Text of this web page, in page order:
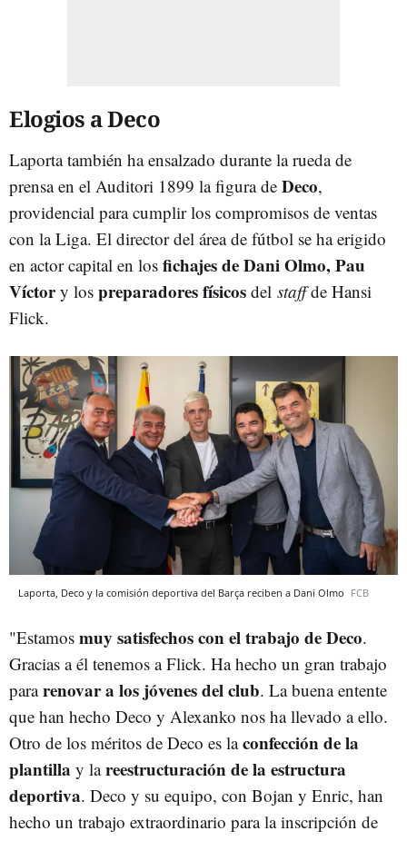
Elogios a Deco
Laporta también ha ensalzado durante la rueda de
prensa en el Auditori 1899 la figura de Deco,
providencial para cumplir los compromisos de ventas
con la Liga. El director del área de fútbol se ha erigido
en actor capital en los fichajes de Dani Olmo, Pau
Víctory los preparadores físicos del staffde Hansi
Flick.
Laporta, Deco y la comisión deportiva del Barça reciben a Dani Olmo FCB
"Estamos muy satisfechos con el trabajo de Deco.
Gracias a él tenemos a Flick. Ha hecho un gran trabajo
pararenovar a los jóvenes del club. La buena entente
que han hecho Deco y Alexanko nos ha llevado a ello.
Otro de los méritos de Deco es laconfección de la
plantilla y lareestructuración de la estructura
deportiva. Deco y su equipo, con Bojan y Enric, han
hecho un trabajo extraordinario para la inscripción de